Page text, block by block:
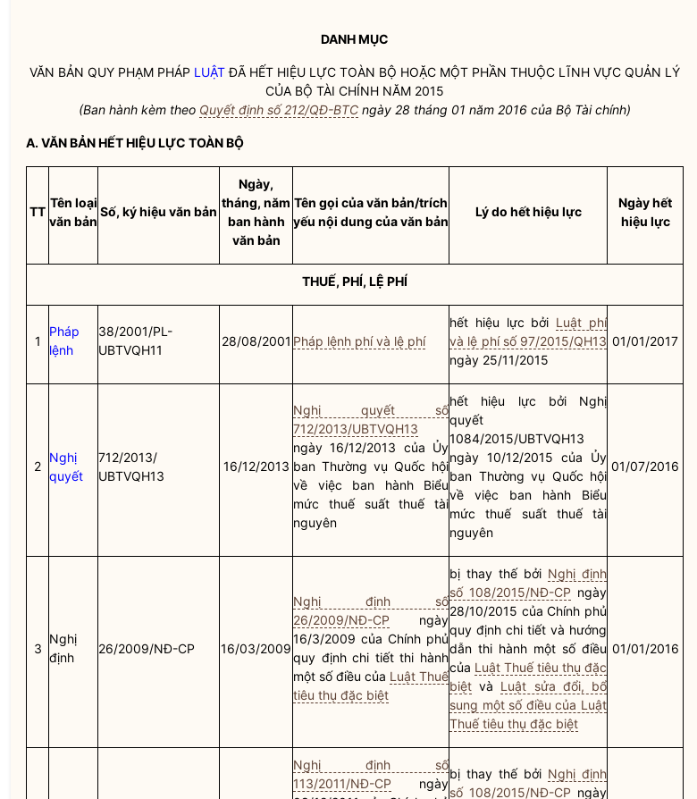
DANH MỤC
VĂN BẢN QUY PHẠM PHÁP LUẬTĐÃ HẾT HIỆU LỰC TOÀN BỘ HOẶC MỘT PHẦN THUỘC LĨNH VỰC QUẢN LÝ
CỦA BỘ TÀI CHÍNH NĂM 2015
(Ban hành kèm theo Quyết định số 212/QĐ-BTC ngày 28 tháng 01 năm 2016 của Bộ Tài chính)
A. VĂN BẢN HẾT HIỆU LỰC TOÀN BỘ
TT
Tên loại
văn bản
Số, ký hiệu văn bản
Ngày,
tháng, năm
ban hành
văn bản
Tên gọi của văn bản/trích
yếu nội dung của văn bản
Lý do hết hiệu lực
Ngày hết
hiệu lực
THUẾ, PHÍ, LỆ PHÍ
1
Pháp
lệnh
38/2001/PL-
UBTVQH11
28/08/2001 Pháp lệnh phí và lệ phí
hết hiệu lực bởi Luật phí
và lệ phí số 97/2015/QH13
ngày 25/11/2015
01/01/2017
2
Nghị
quyết
712/2013/
UBTVQH13
16/12/2013
Nghị quyết số
712/2013/UBTVQH13
ngày 16/12/2013 của Ủy
ban Thường vụ Quốc hội
về việc ban hành Biểu
mức thuế suất thuế tài
nguyên
hết hiệu lực bởi Nghị
quyết
1084/2015/UBTVQH13
ngày 10/12/2015 của Ủy
ban Thường vụ Quốc hội
về việc ban hành Biểu
mức thuế suất thuế tài
nguyên
01/07/2016
3
Nghị
định
26/2009/NĐ-CP 16/03/2009
Nghị định số
26/2009/NĐ-CP ngày
16/3/2009 của Chính phủ
quy định chi tiết thi hành
một số điều của Luật Thuế
tiêu thụ đặc biệt
bị thay thế bởi Nghị định
số 108/2015/NĐ-CP ngày
28/10/2015 của Chính phủ
quy định chi tiết và hướng
dẫn thi hành một số điều
của Luật Thuế tiêu thụ đặc
biệt và Luật sửa đổi, bổ
sung một số điều của Luật
Thuế tiêu thụ đặc biệt
01/01/2016
Nghị định số
113/2011/NĐ-CP ngày
bị thay thế bởi Nghị định
số 108/2015/NĐ-CP ngày